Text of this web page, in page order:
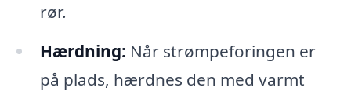
rør.
Hærdning: Når strømpeforingen er
på plads, hærdnes den med varmt